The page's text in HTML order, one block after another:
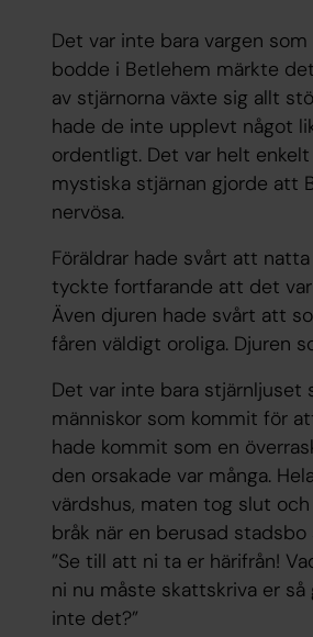
Det var inte bara vargen
bodde i Betlehem märkte
av stjärnorna växte sig allt
hade de inte upplevt något
ordentligt. Det var helt
mystiska stjärnan gjorde att
nervösa.
Föräldrar hade svårt att
tyckte fortfarande att det
Även djuren hade svårt att
fåren väldigt oroliga. Djuren
Det var inte bara stjärnljuset
människor som kommit för
hade kommit som en
den orsakade var många.
värdshus, maten tog slut
bråk när en berusad
”Se till att ni ta er härifrån!
ni nu måste skattskriva er så
inte det?”